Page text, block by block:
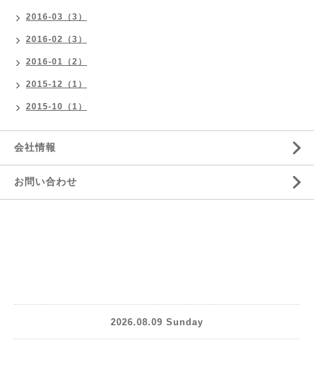
2016-03（3）
2016-02（3）
2016-01（2）
2015-12（1）
2015-10（1）
会社情報
お問い合わせ
2026.08.09 Sunday